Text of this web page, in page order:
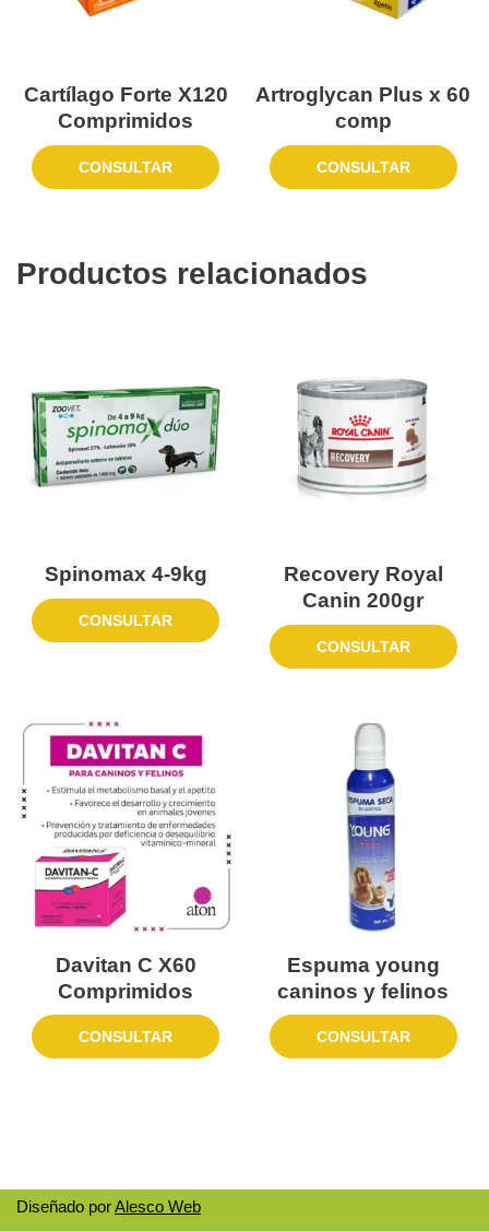
Cartílago Forte X120
Comprimidos
CONSULTAR
Artroglycan Plus x 60
comp
CONSULTAR
Productos relacionados
Spinomax 4-9kg
CONSULTAR
Recovery Royal
Canin 200gr
CONSULTAR
Davitan C X60
Comprimidos
CONSULTAR
Espuma young
caninos y felinos
CONSULTAR
Diseñado porAlesco Web